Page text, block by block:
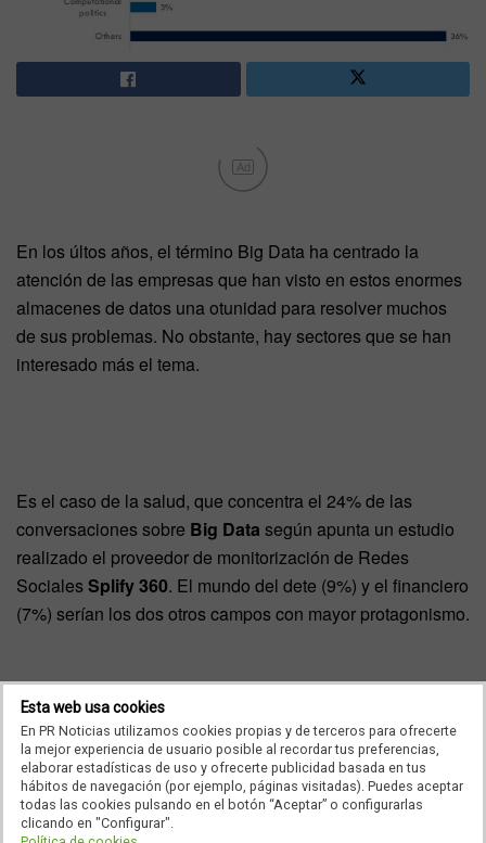
Ad
En los últos años, el término Big Data ha centrado la
atención de las empresas que han visto en estos enormes
almacenes de datos una otunidad para resolver muchos
de sus problemas. No obstante, hay sectores que se han
interesado más el tema.
Es el caso de la salud, que concentra el 24% de las
conversaciones sobre Big Data según apunta un estudio
realizado el proveedor de monitorización de Redes
SocialesSplify 360. El mundo del dete (9%) y el financiero
(7%) serían los dos otros campos con mayor protagonismo.
Por países, el informe remarca que la mayor parte de las
conversaciones se registran enEstados Unidos, aunque
sorprende el alto volumen de la India. Mientras, las
empresas de las que más se habla en relación al Big Data
sonIBM,OracleyApple.
Esta web usa cookies
En PR Noticias utilizamos cookies propias y de terceros para ofrecerte
la mejor experiencia de usuario posible al recordar tus preferencias,
elaborar estadísticas de uso y ofrecerte publicidad basada en tus
hábitos de navegación (por ejemplo, páginas visitadas). Puedes aceptar
todas las cookies pulsando en el botón “Aceptar” o configurarlas
clicando en "Configurar".